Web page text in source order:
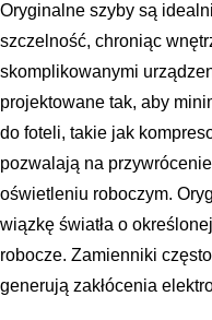
Oryginalne szyby są
szczelność, chroniąc
skomplikowanymi
projektowane tak, aby
do foteli, takie jak
pozwalają na
oświetleniu roboczym.
wiązkę światła o
robocze. Zamienniki
generują zakłócenia